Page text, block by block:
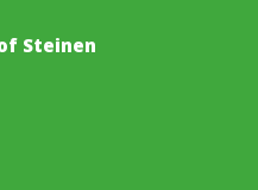
Steinen